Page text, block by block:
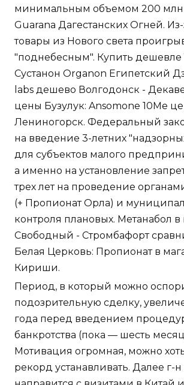
минимальным объемом 200 млн
Guarana Дагестанских Огней. Из-
товары из Нового света
"поднебесным". Купить дешевле
Сустанон Organon Египетский
labs дешево Волгодонск -
цены Бузулук: Ansomone 10Me
Лениногорск. Федеральный
на введение 3-летних
для субъектов малого
а именно на установление
трех лет на проведение
(+ Пропионат Орла) и
контроля плановых. Метанабол в
Свободный - Стромбафорт
Белая Церковь: Пропионат в
Кириши.
Период, в который можно
подозрительную сделку,
года перед введением
банкротства (пока — шесть
Мотивация огромная, можно
рекорд устанавливать. Далее г-